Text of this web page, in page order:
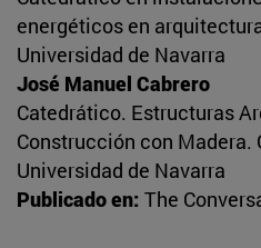
energéticos en
Universidad de Navarra
José Manuel Cabrero
Catedrático. Estructuras
Construcción con Madera.
Universidad de Navarra
Publicado en: The